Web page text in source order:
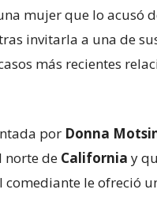
mujer que lo acusó
invitarla a una de
más recientes
por Donna
norte de California y
comediante le ofreció